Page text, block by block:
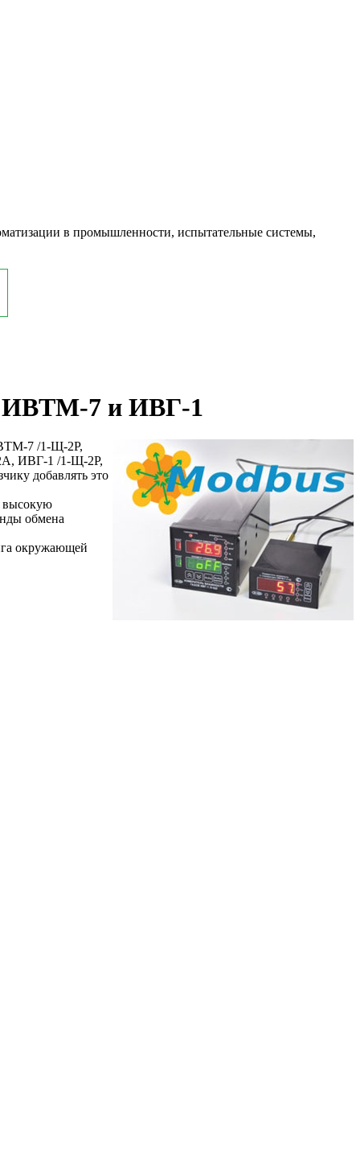
в промышленности, испытательные системы,
ИВТМ-7 и ИВГ-1
7 /1-Щ-2Р,
ИВГ-1 /1-Щ-2Р,
добавлять это
высокую
обмена
окружающей